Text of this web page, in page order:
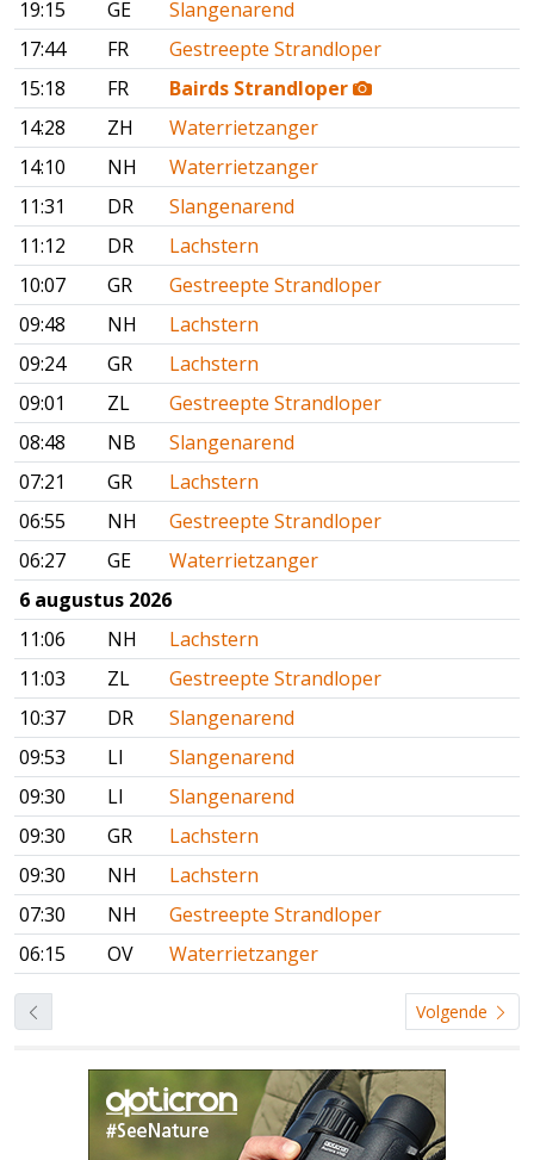
19:15
GE
Slangenarend
17:44
FR
Gestreepte Strandloper
15:18
FR
Bairds Strandloper
14:28
ZH
Waterrietzanger
14:10
NH
Waterrietzanger
11:31
DR
Slangenarend
11:12
DR
Lachstern
10:07
GR
Gestreepte Strandloper
09:48
NH
Lachstern
09:24
GR
Lachstern
09:01
ZL
Gestreepte Strandloper
08:48
NB
Slangenarend
07:21
GR
Lachstern
06:55
NH
Gestreepte Strandloper
06:27
GE
Waterrietzanger
6 augustus 2026
11:06
NH
Lachstern
11:03
ZL
Gestreepte Strandloper
10:37
DR
Slangenarend
09:53
LI
Slangenarend
09:30
LI
Slangenarend
09:30
GR
Lachstern
09:30
NH
Lachstern
07:30
NH
Gestreepte Strandloper
06:15
OV Waterrietzanger
Volgende